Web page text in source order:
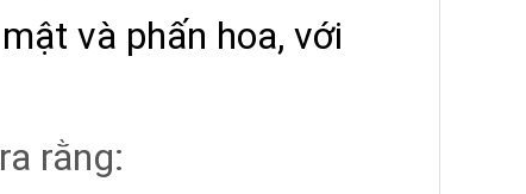
và phấn hoa, với
rằng: